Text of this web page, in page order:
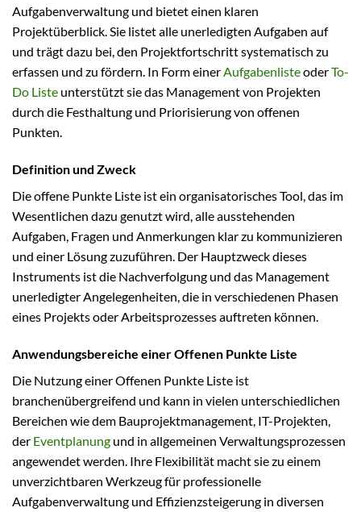
Aufgabenverwaltung und bietet einen klaren
Projektüberblick. Sie listet alle unerledigten Aufgaben auf
und trägt dazu bei, den Projektfortschritt systematisch zu
erfassen und zu fördern. In Form einerAufgabenlisteoderTo-
Do Liste unterstützt sie das Management von Projekten
durch die Festhaltung und Priorisierung von offenen
Punkten.
Definition und Zweck
Die offene Punkte Liste ist ein organisatorisches Tool, das im
Wesentlichen dazu genutzt wird, alle ausstehenden
Aufgaben, Fragen und Anmerkungen klar zu kommunizieren
und einer Lösung zuzuführen. Der Hauptzweck dieses
Instruments ist die Nachverfolgung und das Management
unerledigter Angelegenheiten, die in verschiedenen Phasen
eines Projekts oder Arbeitsprozesses auftreten können.
Anwendungsbereiche einer Offenen Punkte Liste
Die Nutzung einer Offenen Punkte Liste ist
branchenübergreifend und kann in vielen unterschiedlichen
Bereichen wie dem Bauprojektmanagement, IT-Projekten,
der Eventplanung und in allgemeinen Verwaltungsprozessen
angewendet werden. Ihre Flexibilität macht sie zu einem
unverzichtbaren Werkzeug für professionelle
Aufgabenverwaltung und Effizienzsteigerung in diversen